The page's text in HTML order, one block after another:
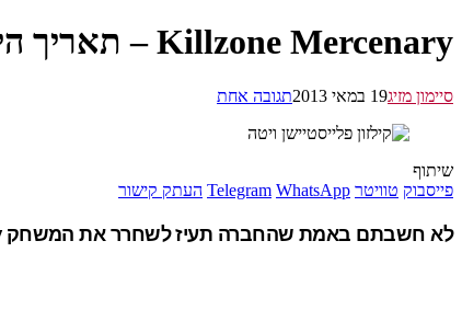
Killzone Mercenary – תאריך היציאה הוקדם ל- 4/9
סיימון מזיג19 במאי 2013 תגובה אחת
שיתוף
פייסבוק טוויטר Telegram WhatsApp העתק קישור
לא חשבתם באמת שהחברה תעיז לשחרר את המשחק Killzone Mercenary באותו היום שישוחרר המשחק GTA V… שוחרר גם טריילר חדש ובונוסים להזמנה מוקדמת.